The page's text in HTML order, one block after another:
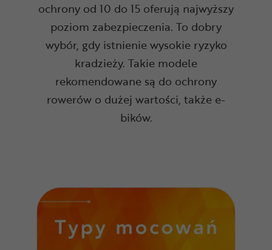
ochrony od 10 do 15 oferują najwyższy
poziom zabezpieczenia. To dobry
wybór, gdy istnienie wysokie ryzyko
kradzieży. Takie modele
rekomendowane są do ochrony
rowerów o dużej wartości, także e-
bików.